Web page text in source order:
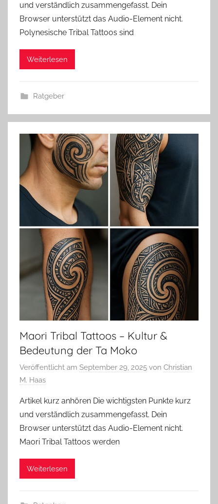
und verständlich zusammengefasst. Dein
Browser unterstützt das Audio-Element nicht.
Polynesische Tribal Tattoos sind
Weiterlesen
Ratgeber
Maori Tribal Tattoos – Kultur &
Bedeutung der Ta Moko
Veröffentlicht am September 29, 2025 von Christian
M. Haas
Artikel kurz anhören Die wichtigsten Punkte kurz
und verständlich zusammengefasst. Dein
Browser unterstützt das Audio-Element nicht.
Maori Tribal Tattoos werden
Weiterlesen